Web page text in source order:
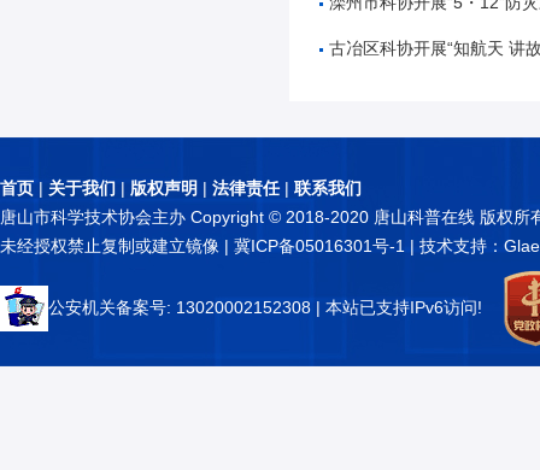
古冶区科协开展“知航天 讲故事 逐星辰——中国
首页 | 关于我们 | 版权声明 | 法律责任| 联系我们
唐山市科学技术协会主办 Copyright © 2018-2020 唐山科普在线 版权所
未经授权禁止复制或建立镜像 | 冀ICP备05016301号-1 | 技术支持：
公安机关备案号: 13020002152308 | 本站已支持IPv6访问!